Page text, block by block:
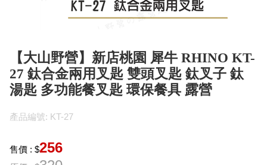
【大山野營】新店桃園 犀牛 RHINO KT-
27 鈦合金兩用叉匙 雙頭叉匙 鈦叉子 鈦
湯匙 多功能餐叉匙 環保餐具 露營
產品編號: KT-27
售價 : $256